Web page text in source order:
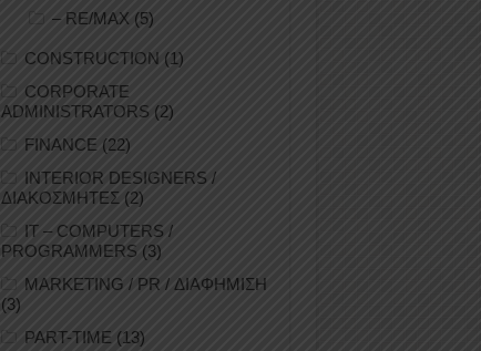
– RE/MAX (5)
CONSTRUCTION (1)
CORPORATE
ADMINISTRATORS (2)
FINANCE (22)
INTERIOR DESIGNERS /
ΔΙΑΚΟΣΜΗΤΕΣ (2)
IT – COMPUTERS /
PROGRAMMERS (3)
MARKETING / PR / ΔΙΑΦΗΜΙΣΗ
(3)
PART-TIME (13)